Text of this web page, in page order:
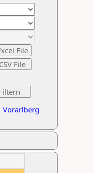
Vorarlberg